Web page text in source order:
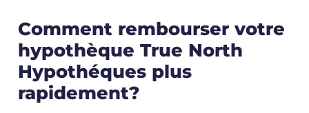
Comment rembourser votre
hypothèque True North
Hypothéques plus
rapidement?